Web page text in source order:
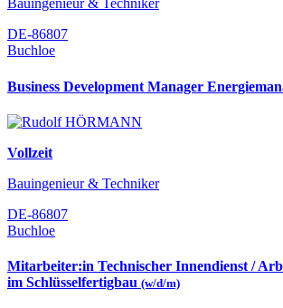
Bauingenieur & Techniker
DE-86807
Buchloe
Business Development Manager
Vollzeit
Bauingenieur & Techniker
DE-86807
Buchloe
Mitarbeiter:in Technischer Innendienst /
im Schlüsselfertigbau (w/d/m)